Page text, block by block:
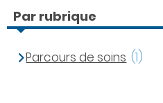
Par rubrique
Parcours de soins (1)